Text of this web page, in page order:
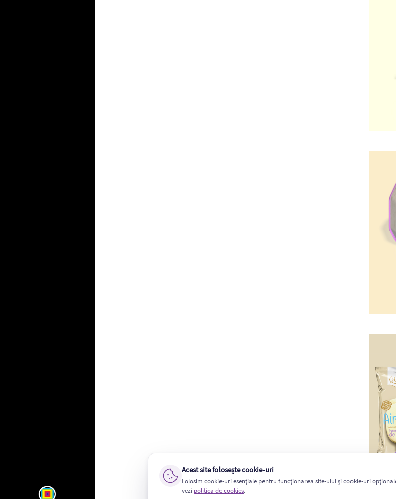
Acest site folosește cookie-uri
Folosim cookie-uri esențiale pentru funcționarea site-ului și cookie-uri
vezi politica de cookies.